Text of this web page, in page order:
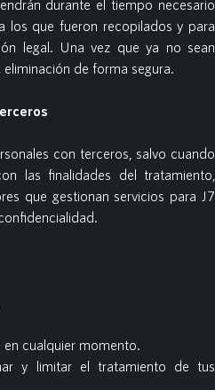
durante el tiempo necesario
los que fueron recopilados y para
legal. Una vez que ya no sean
de forma segura.
con terceros, salvo cuando
las finalidades del tratamiento,
que gestionan servicios para J7
cualquier momento.
y limitar el tratamiento de tus